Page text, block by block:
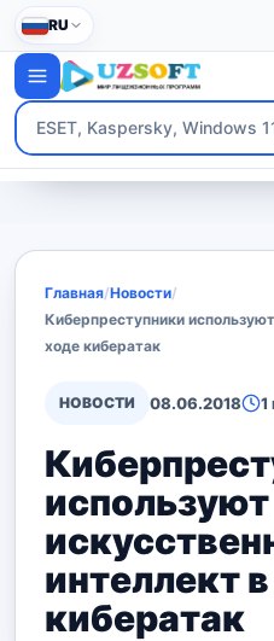
RU
Главная/Новости/
Киберпреступники
ходе кибератак
НОВОСТИ 08.06.2018 1
используют
интеллект
кибератак